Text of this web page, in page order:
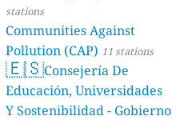
stations
Communities Against
Pollution (CAP) 11 stations
🇪🇸Consejería De
Educación, Universidades
Y Sostenibilidad - Gobierno